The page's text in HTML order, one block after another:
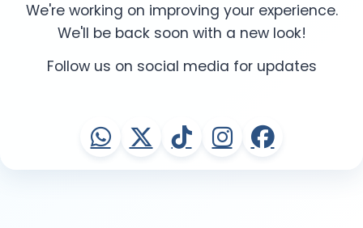
We're working on improving your experience.
We'll be back soon with a new look!
Follow us on social media for updates